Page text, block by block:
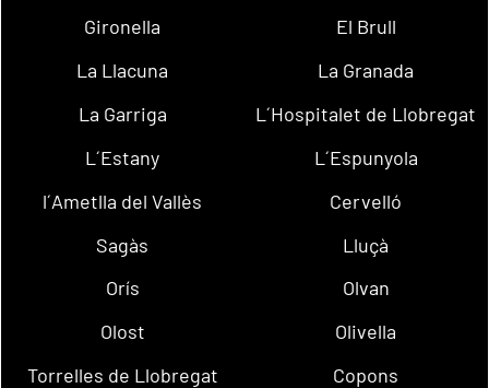
Gironella
El Brull
La Llacuna
La Granada
La Garriga
L´Hospitalet de Llobregat
L´Estany
L´Espunyola
l´Ametlla del Vallès
Cervelló
Sagàs
Lluçà
Orís
Olvan
Olost
Olivella
Torrelles de Llobregat
Copons